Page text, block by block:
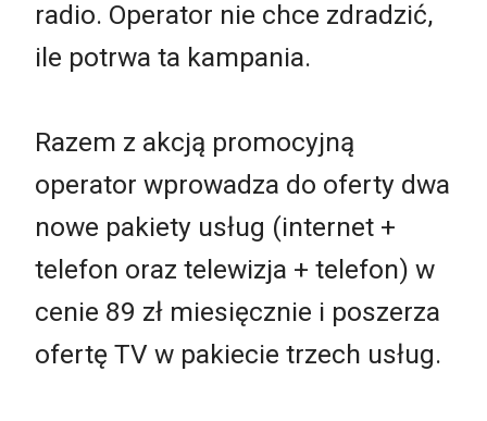
radio. Operator nie chce zdradzić,
ile potrwa ta kampania.
Razem z akcją promocyjną
operator wprowadza do oferty dwa
nowe pakiety usług (internet +
telefon oraz telewizja + telefon) w
cenie 89 zł miesięcznie i poszerza
ofertę TV w pakiecie trzech usług.